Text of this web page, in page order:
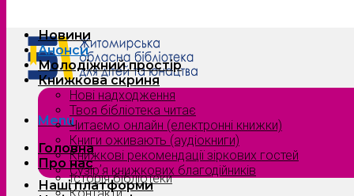
Menu
Головна
Про нас
Історія бібліотеки
Новини
Анонси
Молодіжний простір
Книжкова скриня
Нові надходження
Твоя бібліотека читає
Читаємо онлайн (електронні книжки)
Книги оживають (аудіокниги)
Книжкові рекомендації зіркових гостей
Сузірʼя книжкових благодійників
Наші платформи